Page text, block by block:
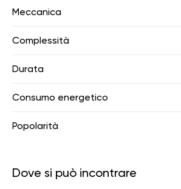
Meccanica
Complessità
Durata
Consumo energetico
Popolarità
Dove si può incontrare